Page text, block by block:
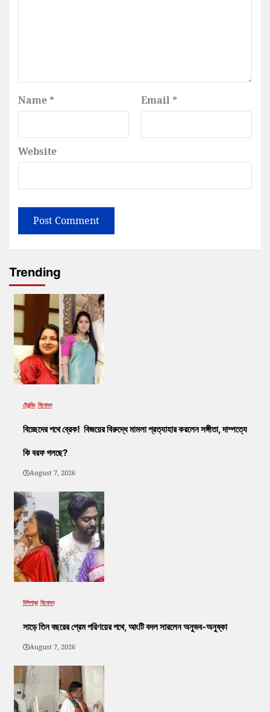
Name * Email *
Website
Trending
ট্রেন্ডিং বিনোদন
বিচ্ছেদের পথে ব্রেক! বিজয়ের বিরুদ্ধে মামলা প্রত্যাহার করলেন সঙ্গীতা, দাম্পত্যে
কি বরফ গলছে?
August 7, 2026
টলিপাড়া বিনোদন
সাড়ে তিন বছরের প্রেম পরিণয়ের পথে, আংটি বদল সারলেন অনুভব-অনুষ্কা
August 7, 2026